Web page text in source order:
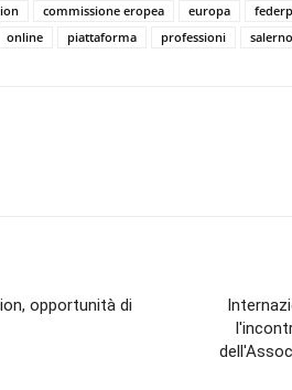
commissione eropea europa
online piattaforma professioni
opportunità di